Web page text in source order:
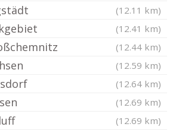
(12.11 km)
(12.41 km)
(12.44 km)
(12.59 km)
(12.64 km)
(12.69 km)
(12.69 km)